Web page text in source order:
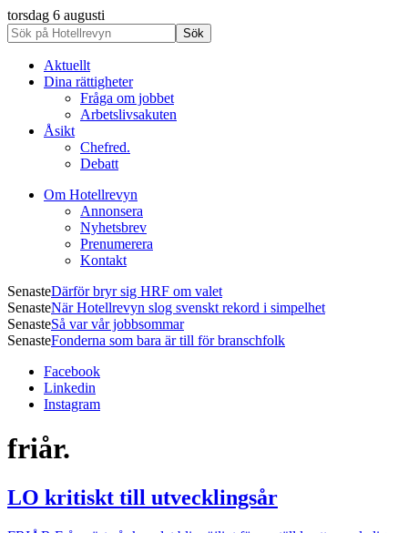
torsdag 6 augusti
Aktuellt
Dina rättigheter
Fråga om jobbet
Arbetslivsakuten
Åsikt
Chefred.
Debatt
Om Hotellrevyn
Annonsera
Nyhetsbrev
Prenumerera
Kontakt
SenasteDärför bryr sig HRF om valet
SenasteNär Hotellrevyn slog svenskt rekord i simpelhet
SenasteSå var vår jobbsommar
SenasteFonderna som bara är till för branschfolk
Facebook
Linkedin
Instagram
friår.
LO kritiskt till utvecklingsår